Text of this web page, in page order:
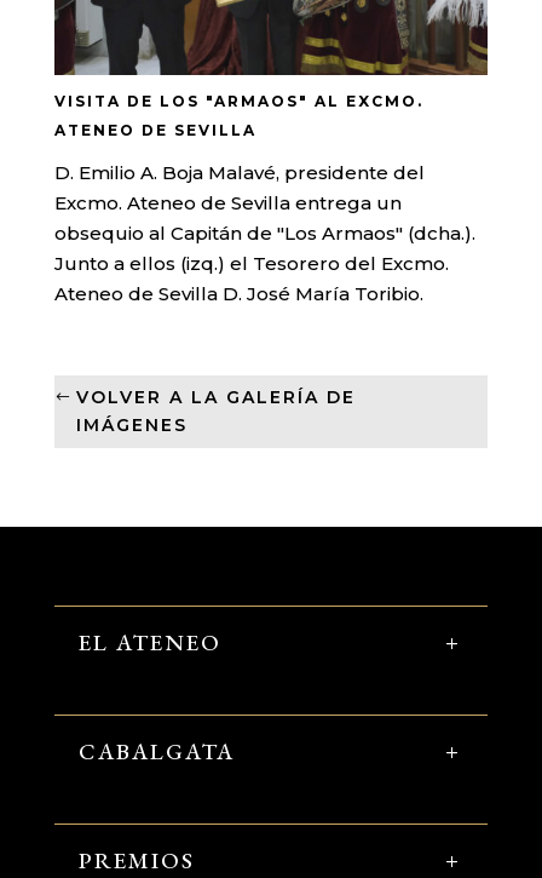
VISITA DE LOS "ARMAOS" AL EXCMO.
ATENEO DE SEVILLA
D. Emilio A. Boja Malavé, presidente del
Excmo. Ateneo de Sevilla entrega un
obsequio al Capitán de "Los Armaos" (dcha.).
Junto a ellos (izq.) el Tesorero del Excmo.
Ateneo de Sevilla D. José María Toribio.
VOLVER A LA GALERÍA DE
IMÁGENES
EL ATENEO
CABALGATA
PREMIOS